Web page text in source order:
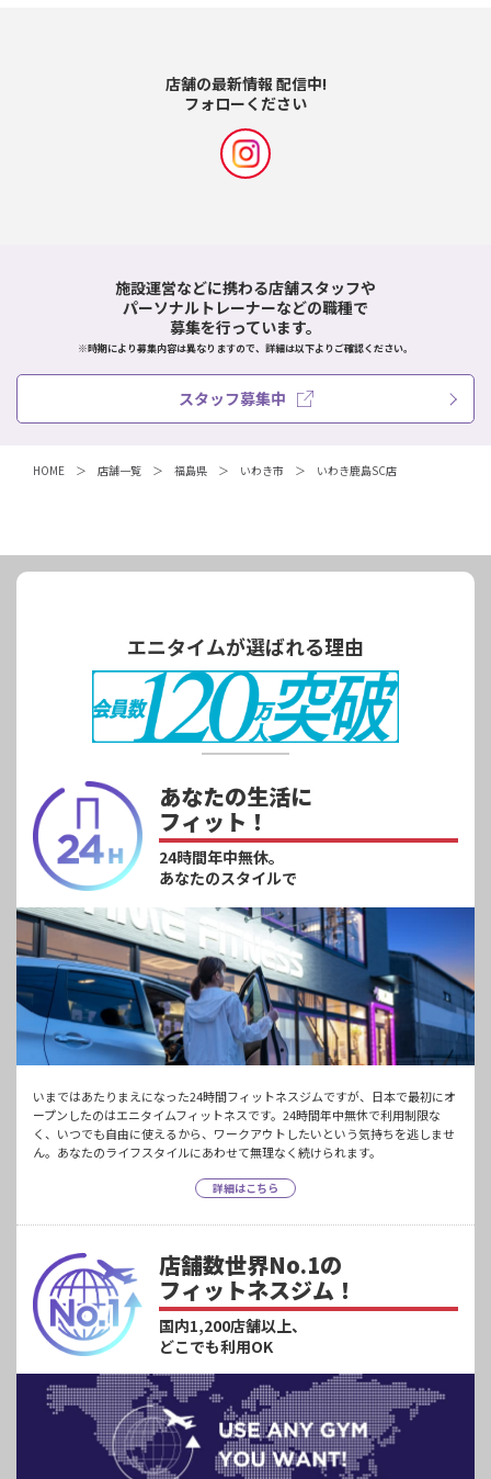
店舗の最新情報 配信中!
フォローください
施設運営などに携わる店舗スタッフや
パーソナルトレーナーなどの職種で
募集を行っています。
※時期により募集内容は異なりますので、詳細は以下よりご確認ください。
スタッフ募集中
HOME 店舗一覧 福島県 いわき市 いわき鹿島SC店
エニタイムが選ばれる理由
あなたの生活に
フィット！
24時間年中無休。
あなたのスタイルで
いまではあたりまえになった24時間フィットネスジムですが、日本で最初にオ
ープンしたのはエニタイムフィットネスです。24時間年中無休で利用制限な
く、いつでも自由に使えるから、ワークアウトしたいという気持ちを逃しませ
ん。あなたのライフスタイルにあわせて無理なく続けられます。
詳細はこちら
店舗数世界No.1の
フィットネスジム！
国内1,200店舗以上、
どこでも利用OK